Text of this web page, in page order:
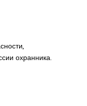
охранника.